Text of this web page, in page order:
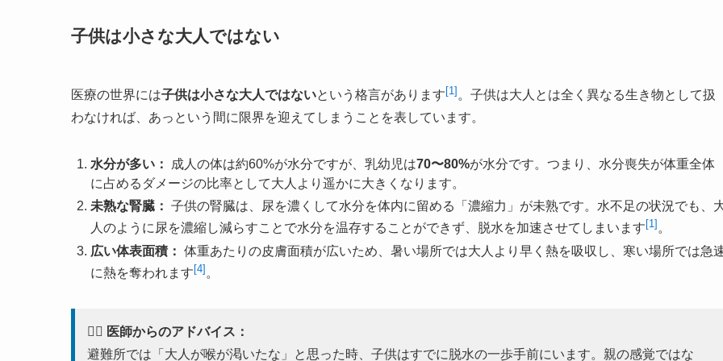
子供は小さな大人ではない
医療の世界には子供は小さな大人ではないという格言があります [1] 。子供は大人とは全く異なる生き物として扱
わなければ、あっという間に限界を迎えてしまうことを表しています。
水分が多い： 成人の体は約60%が水分ですが、乳幼児は70〜80%が水分です。つまり、水分喪失が体重全体
に占めるダメージの比率として大人より遥かに大きくなります。
未熟な腎臓： 子供の腎臓は、尿を濃くして水分を体内に留める「濃縮力」が未熟です。水不足の状況でも、
人のように尿を濃縮し減らすことで水分を温存することができず、脱水を加速させてしまいます [1] 。
広い体表面積： 体重あたりの皮膚面積が広いため、暑い場所では大人より早く熱を吸収し、寒い場所では急
に熱を奪われます[4] 。
👨‍⚕️ 医師からのアドバイス：
避難所では「大人が喉が渇いたな」と思った時、子供はすでに脱水の一歩手前にいます。親の感覚ではな